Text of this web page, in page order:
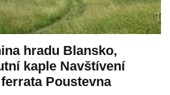
hradu Blansko,
kaple Navštívení
Poustevna